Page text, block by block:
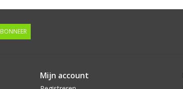
Mijn account